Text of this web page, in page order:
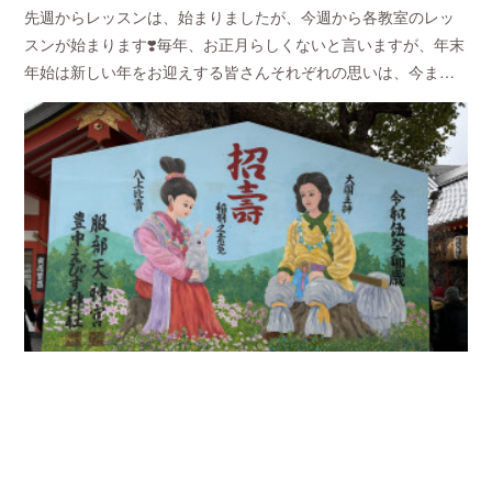
先週からレッスンは、始まりましたが、今週から各教室のレッ
スンが始まります❣️毎年、お正月らしくないと言いますが、年末
年始は新しい年をお迎えする皆さんそれぞれの思いは、今ま…